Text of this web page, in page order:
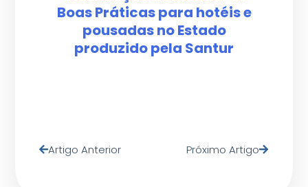
Boas Práticas para hotéis e
pousadas no Estado
produzido pela Santur
Artigo Anterior Próximo Artigo